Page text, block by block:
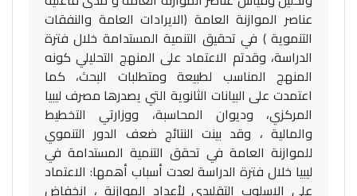
عناصر الموازنة العامة (الايرادات العامة والنفقات
التنموية ) في تحقيق التنمية المستدامة خلال فترة
الدراسة، وقدتم الاعتماد على المنهج التحليلي كونه
المنهج المناسب لطبيعة ومتطلبات البحث، كما
اعتمدت على البيانات الثانوية التي يصدرها مصرف ليبيا
المركزي، وديوان المحاسبة، ووزارتي التخطيط
والمالية ، وقد بينت النتائج ضعف الدور التنموي
للموازنة العامة في تحقق التنمية المستدامة في
ليبيا خلال فترة الدراسة لعدت أسباب أهمها: الاعتماد
علي الاسلوب التقليدي لأعداد الموازنة ، انخفاض